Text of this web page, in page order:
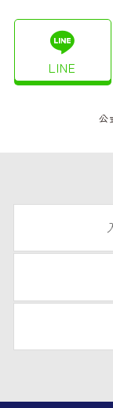
LINE
公